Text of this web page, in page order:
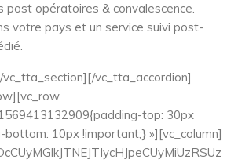
post opératoires & convalescence.
votre pays et un service suivi post-
vc_tta_accordion]
top: 30px
10px !important;} »][vc_column]